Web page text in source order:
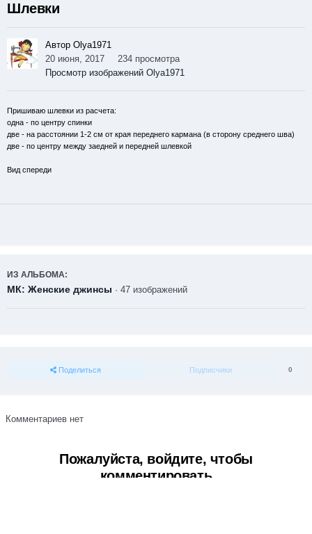
Шлевки
Автор Olya1971
20 июня, 2017
234 просмотра
Просмотр изображений Olya1971
Пришиваю шлевки из расчета:
одна - по центру спинки
две - на расстоянии 1-2 см от края переднего кармана (в сторону среднего шва)
две - по центру между заедней и передней шлевкой
Вид спереди
ИЗ АЛЬБОМА:
МК: Женские джинсы · 47 изображений
Поделиться Подписчики 0
Комментариев нет
Пожалуйста, войдите, чтобы
комментировать